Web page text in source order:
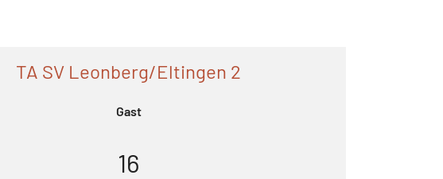
TA SV Leonberg/Eltingen 2
Gast
16